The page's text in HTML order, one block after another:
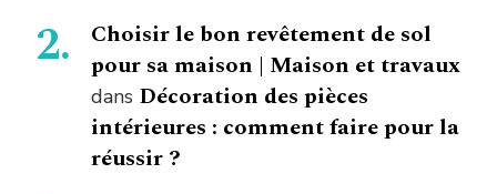
Choisir le bon revêtement de sol
pour sa maison | Maison et travaux
dans Décoration des pièces
intérieures : comment faire pour la
réussir ?